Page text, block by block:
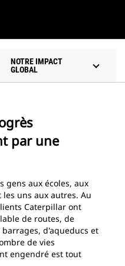
NOTRE IMPACT
GLOBAL
par une
gens aux écoles, aux
uns aux autres. Au
Caterpillar ont
de routes, de
d'aqueducs et
de vies
engendré est tout